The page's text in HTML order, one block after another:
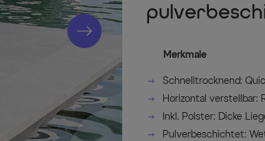
Merkmale
Schnelltrocknend:
Horizontal verstellbar:
Inkl. Polster: Dicke
Pulverbeschichtet: